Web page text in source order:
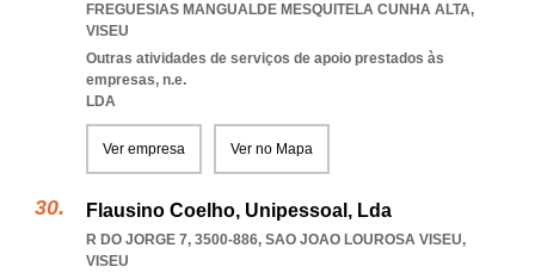
FREGUESIAS MANGUALDE MESQUITELA CUNHA ALTA,
VISEU
Outras atividades de serviços de apoio prestados às
empresas, n.e.
LDA
Ver empresa Ver no Mapa
Flausino Coelho, Unipessoal, Lda
R DO JORGE 7, 3500-886, SAO JOAO LOUROSA VISEU,
VISEU